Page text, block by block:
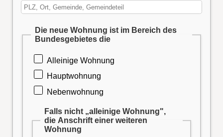
Die neue Wohnung ist im Bereich des
Bundesgebietes die
Alleinige Wohnung
Hauptwohnung
Nebenwohnung
Falls nicht „alleinige Wohnung",
die Anschrift einer weiteren
Wohnung